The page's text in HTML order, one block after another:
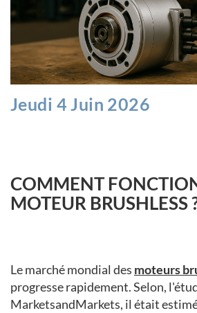
Jeudi 4 Juin 2026
COMMENT
MOTEUR BRUSHLESS
Le marché mondial des moteurs
progresse rapidement. Selon,
MarketsandMarkets, il était estimé